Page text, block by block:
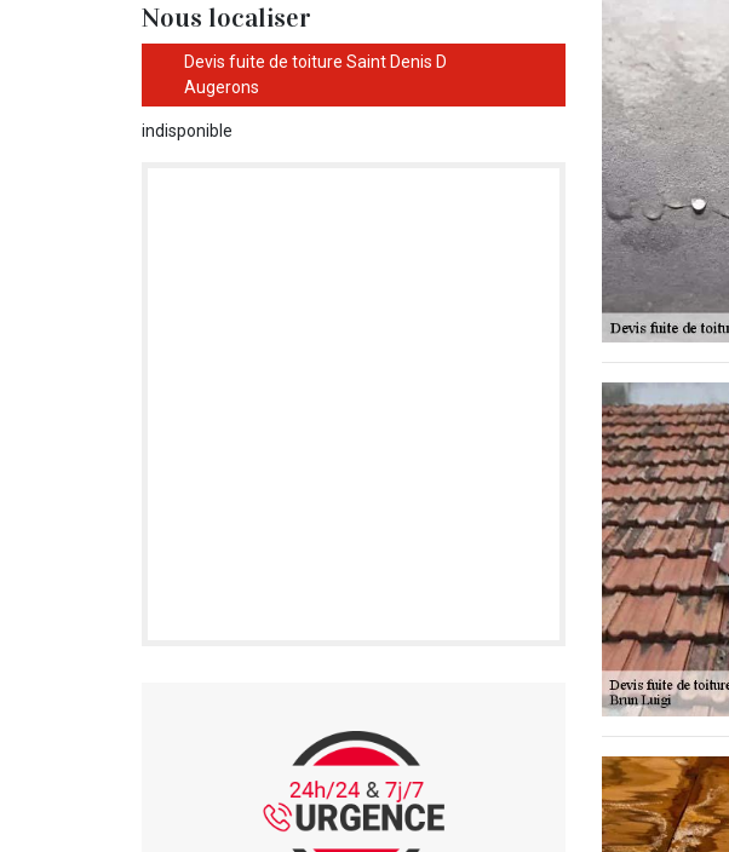
Nous localiser
Devis fuite de toiture Saint Denis D
Augerons
indisponible